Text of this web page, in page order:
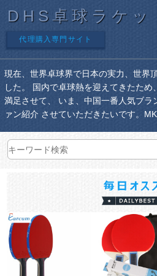
DHS卓球ラケッ
代理購入専門サイト
現在、世界卓球界で日本の実力、世界
した。 国内で卓球熱を迎えてきたた
満足させて、 いま、中国一番人気ブラ
ァン紹介 させていただきたいです。